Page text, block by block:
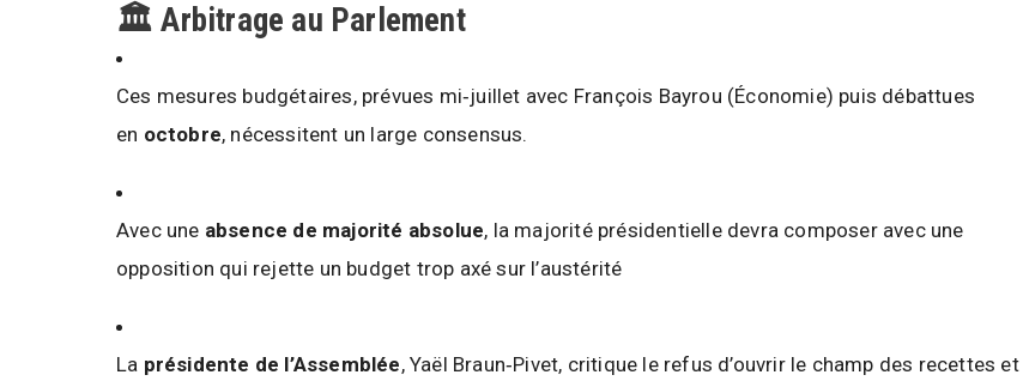
🏛️ Arbitrage au Parlement
Ces mesures budgétaires, prévues mi‑juillet avec François Bayrou (Économie) puis débattues
en octobre, nécessitent un large consensus.
Avec une absence de majorité absolue, la majorité présidentielle devra composer avec une
opposition qui rejette un budget trop axé sur l’austérité
La présidente de l’Assemblée, Yaël Braun‑Pivet, critique le refus d’ouvrir le champ des recettes et